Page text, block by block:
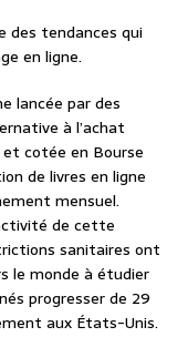
des tendances qui
en ligne.
lancée par des
à l’achat
cotée en Bourse
de livres en ligne
mensuel.
de cette
sanitaires ont
le monde à étudier
progresser de 29
aux États-Unis.